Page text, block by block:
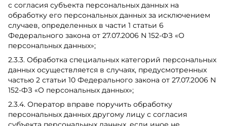
с согласия субъекта персональных данных на
обработку его персональных данных за исключением
случаев, определенных в части 1 статьи 6
Федерального закона от 27.07.2006 N 152-ФЗ «О
персональных данных»;
2.3.3. Обработка специальных категорий персональных
данных осуществляется в случаях, предусмотренных
частью 2 статьи 10 Федерального закона от 27.07.2006 N
152-ФЗ «О персональных данных»;
2.3.4. Оператор вправе поручить обработку
персональных данных другому лицу с согласия